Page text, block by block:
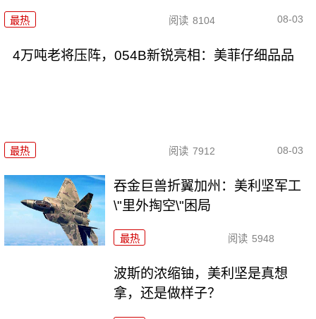
最热 阅读 8104 08-03
4万吨老将压阵，054B新锐亮相：美菲仔细品品
最热 阅读 7912 08-03
吞金巨兽折翼加州：美利坚军工
\"里外掏空\"困局
最热 阅读 5948
波斯的浓缩铀，美利坚是真想
拿，还是做样子？